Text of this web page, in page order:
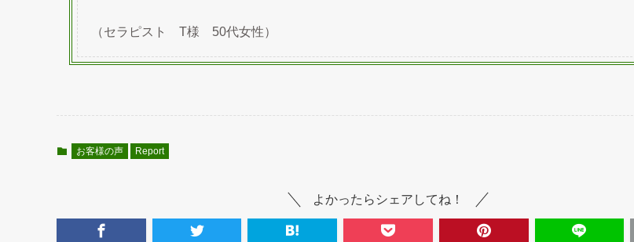
（セラピスト T様 50代女性）
お客様の声 Report
よかったらシェアしてね！